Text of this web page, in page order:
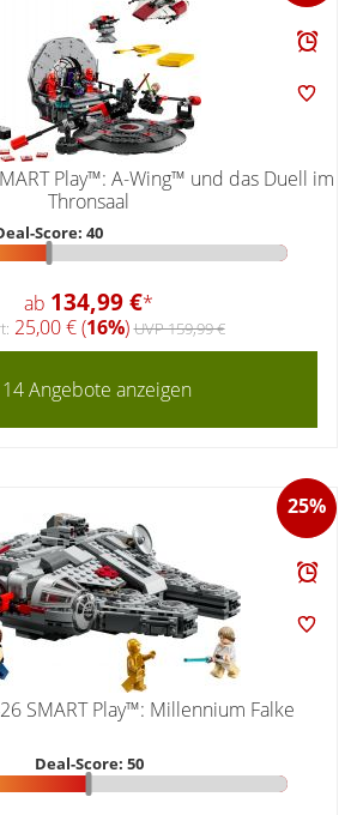
Play™: A-Wing™ und das Duell im
Thronsaal
Score: 40
ab 134,99 €*
25,00 € (16%)UVP 159,99 €
Angebote anzeigen
25%
SMART Play™: Millennium Falke
Deal-Score: 50